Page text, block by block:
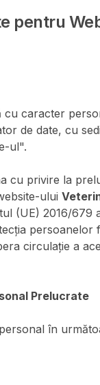
pentru
cu caracter
de date, cu
ul".
cu privire la
ului
(UE) 2016/679
circulație a
Prelucrate
în